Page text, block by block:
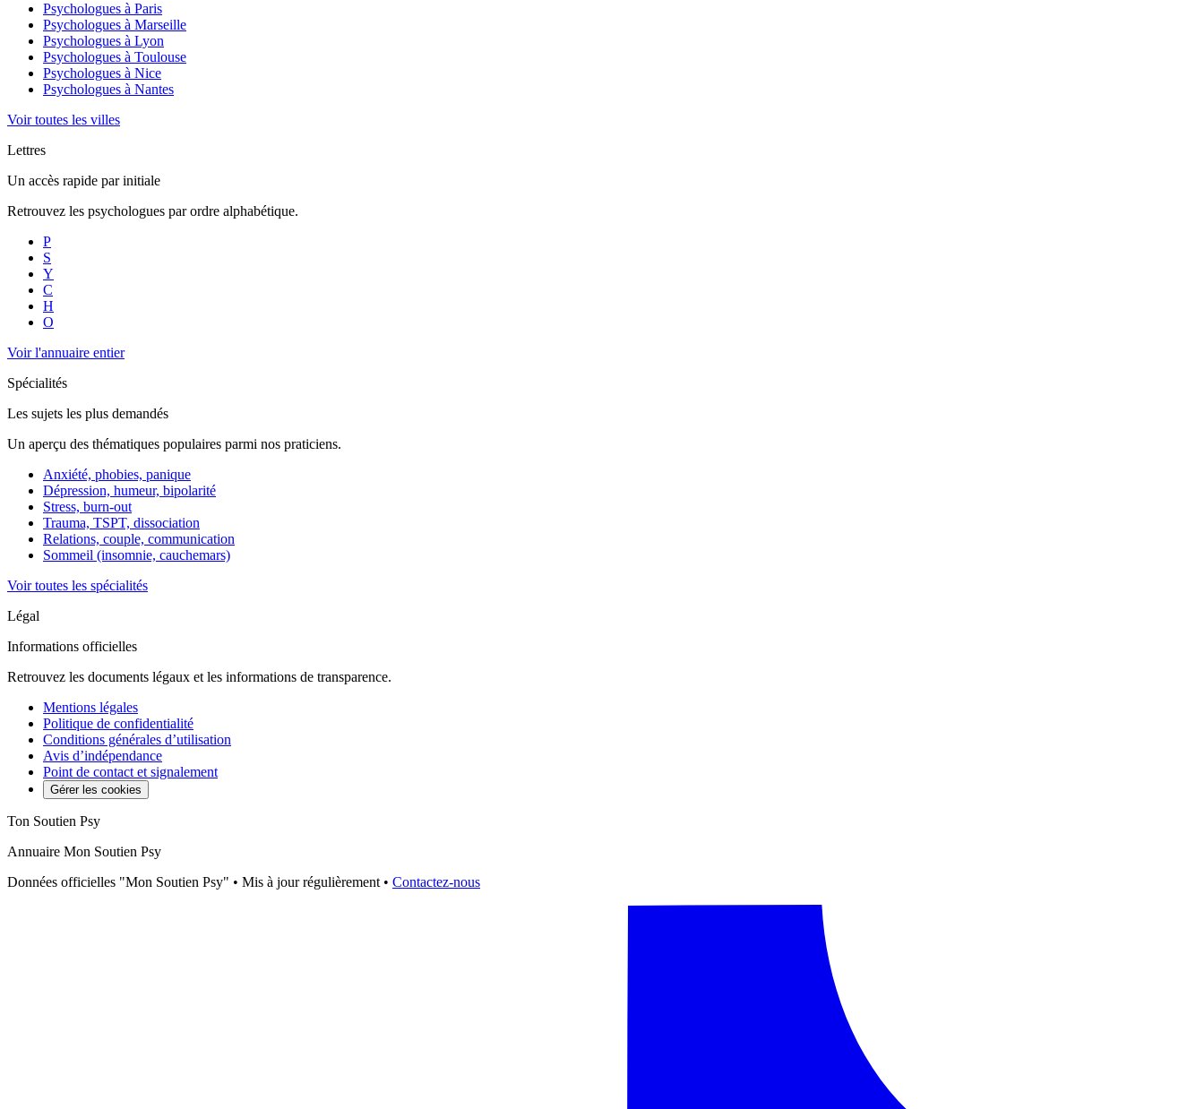
Psychologues à Paris
Psychologues à Marseille
Psychologues à Lyon
Psychologues à Toulouse
Psychologues à Nice
Psychologues à Nantes
Voir toutes les villes
Lettres
Un accès rapide par initiale
Retrouvez les psychologues par ordre alphabétique.
P
S
Y
C
H
O
Voir l'annuaire entier
Spécialités
Les sujets les plus demandés
Un aperçu des thématiques populaires parmi nos praticiens.
Anxiété, phobies, panique
Dépression, humeur, bipolarité
Stress, burn-out
Trauma, TSPT, dissociation
Relations, couple, communication
Sommeil (insomnie, cauchemars)
Voir toutes les spécialités
Légal
Informations officielles
Retrouvez les documents légaux et les informations de transparence.
Mentions légales
Politique de confidentialité
Conditions générales d’utilisation
Avis d’indépendance
Point de contact et signalement
Gérer les cookies
Ton Soutien Psy
Annuaire Mon Soutien Psy
Données officielles "Mon Soutien Psy" • Mis à jour régulièrement • Contactez-nous